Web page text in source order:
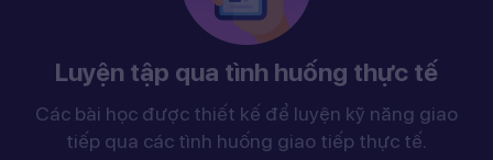
Luyện tập qua tình huống thực tế
Các bài học được thiết kế để luyện kỹ năng giao
tiếp qua các tình huống giao tiếp thực tế.